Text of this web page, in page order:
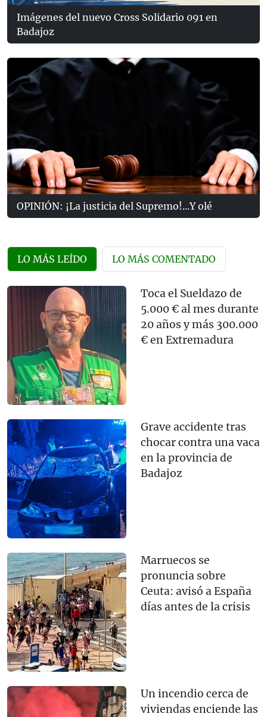
Imágenes del nuevo Cross Solidario 091 en
Badajoz
OPINIÓN: ¡La justicia del Supremo!...Y olé
LO MÁS LEÍDO LO MÁS COMENTADO
Toca el Sueldazo de
5.000 € al mes durante
20 años y más 300.000
€ en Extremadura
Grave accidente tras
chocar contra una vaca
en la provincia de
Badajoz
Marruecos se
pronuncia sobre
Ceuta: avisó a España
días antes de la crisis
Un incendio cerca de
viviendas enciende las